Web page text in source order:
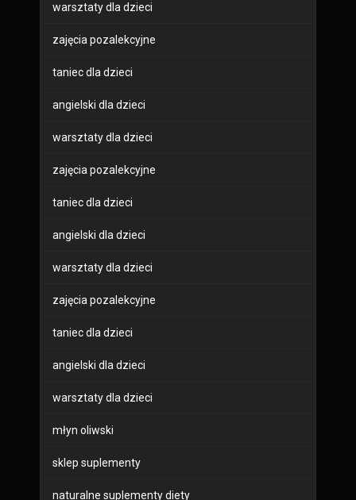
warsztaty dla dzieci
zajęcia pozalekcyjne
taniec dla dzieci
angielski dla dzieci
warsztaty dla dzieci
zajęcia pozalekcyjne
taniec dla dzieci
angielski dla dzieci
warsztaty dla dzieci
zajęcia pozalekcyjne
taniec dla dzieci
angielski dla dzieci
warsztaty dla dzieci
młyn oliwski
sklep suplementy
naturalne suplementy diety